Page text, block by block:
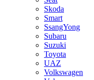
Skoda
Smart
SsangYong
Subaru
Suzuki
Toyota
UAZ
Volkswagen